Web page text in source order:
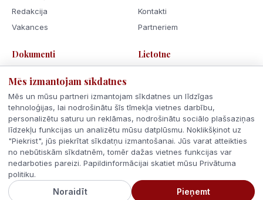
Redakcija
Vakances
Kontakti
Partneriem
Dokumenti
Sīkdatnes
Rīcības kodekss
Lietotne
© 2026 Latvijas Ziņas. Visas tiesības aizsargātas.
Latvijā
Mēs izmantojam sīkdatnes
Mēs un mūsu partneri izmantojam sīkdatnes un līdzīgas
tehnoloģijas, lai nodrošinātu šīs tīmekļa vietnes darbību,
personalizētu saturu un reklāmas, nodrošinātu sociālo plašsaziņas
līdzekļu funkcijas un analizētu mūsu datplūsmu. Noklikšķinot uz
"Piekrist", jūs piekrītat sīkdatņu izmantošanai. Jūs varat atteikties
no nebūtiskām sīkdatnēm, tomēr dažas vietnes funkcijas var
nedarboties pareizi. Papildinformācijai skatiet mūsu Privātuma
politiku.
Noraidīt Pieņemt